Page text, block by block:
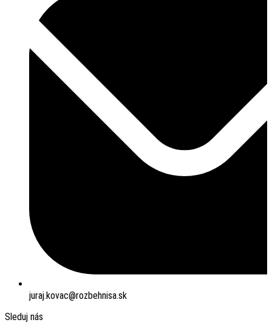
juraj.kovac@rozbehnisa.sk
Sleduj nás